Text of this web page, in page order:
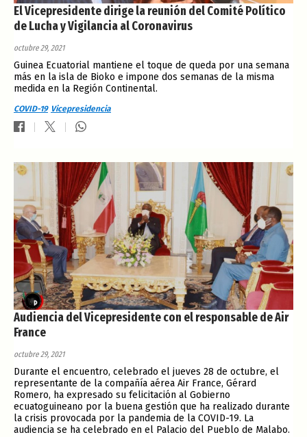
El Vicepresidente dirige la reunión del Comité Político
de Lucha y Vigilancia al Coronavirus
octubre 29, 2021
Guinea Ecuatorial mantiene el toque de queda por una semana
más en la isla de Bioko e impone dos semanas de la misma
medida en la Región Continental.
COVID-19 Vicepresidencia
Audiencia del Vicepresidente con el responsable de Air
France
octubre 29, 2021
Durante el encuentro, celebrado el jueves 28 de octubre, el
representante de la compañía aérea Air France, Gérard
Romero, ha expresado su felicitación al Gobierno
ecuatoguineano por la buena gestión que ha realizado durante
la crisis provocada por la pandemia de la COVID-19. La
audiencia se ha celebrado en el Palacio del Pueblo de Malabo.